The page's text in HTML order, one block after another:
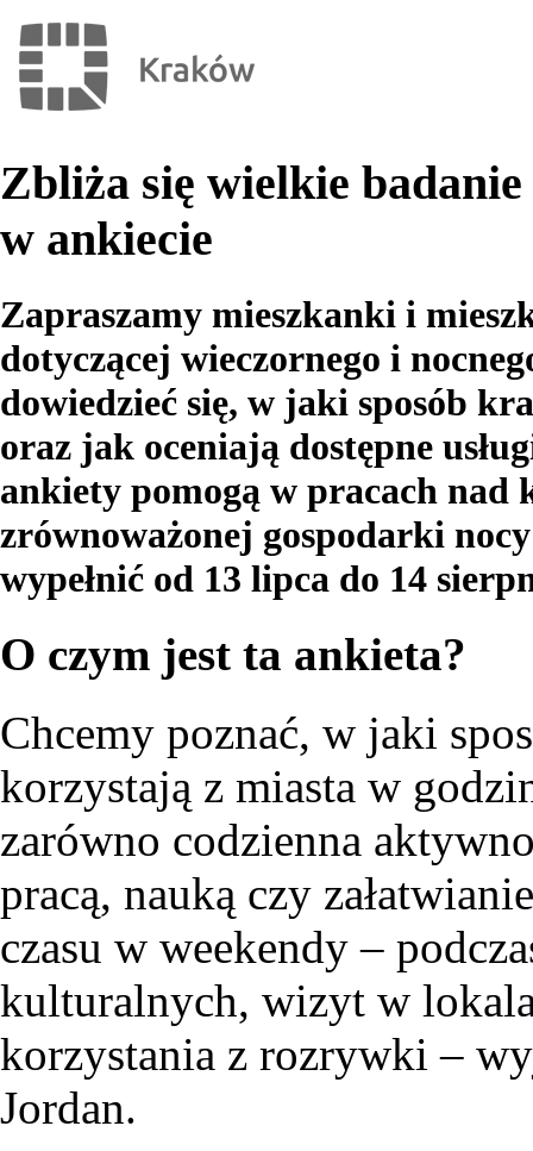
Zbliża się wielkie
w ankiecie
Zapraszamy mieszkanki i
dotyczącej wieczornego i
dowiedzieć się, w jaki sposób
oraz jak oceniają dostępne
ankiety pomogą w pracach nad
zrównoważonej gospodarki
wypełnić od 13 lipca do 14
O czym jest ta ankieta?
Chcemy poznać, w jaki
korzystają z miasta w
zarówno codzienna
pracą, nauką czy
czasu w weekendy –
kulturalnych, wizyt w
korzystania z rozrywki –
Jordan.